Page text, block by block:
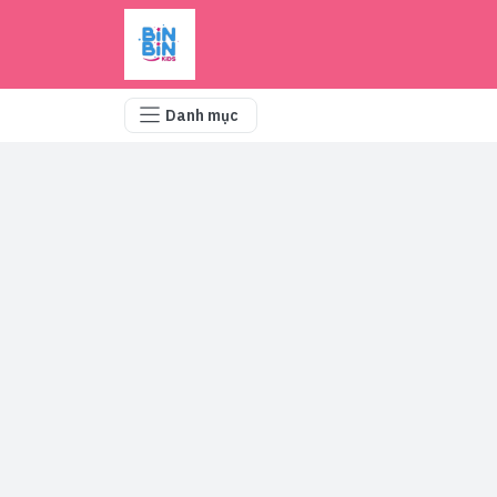
Danh mục